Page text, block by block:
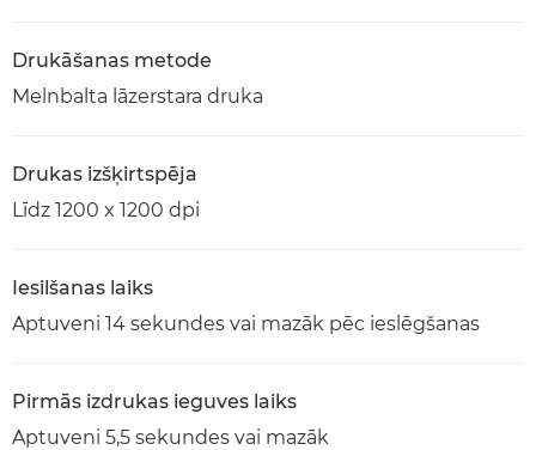
Drukāšanas metode
Melnbalta lāzerstara druka
Drukas izšķirtspēja
Līdz 1200 x 1200 dpi
Iesilšanas laiks
Aptuveni 14 sekundes vai mazāk pēc ieslēgšanas
Pirmās izdrukas ieguves laiks
Aptuveni 5,5 sekundes vai mazāk